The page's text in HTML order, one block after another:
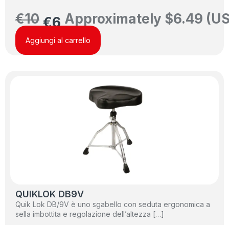
€10 €6 Approximately $6.49
Aggiungi al carrello
QUIKLOK DB9V
Quik Lok DB/9V è uno sgabello con seduta ergonomica a
sella imbottita e regolazione dell’altezza […]